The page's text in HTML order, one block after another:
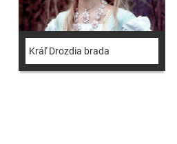
Kráľ Drozdia brada